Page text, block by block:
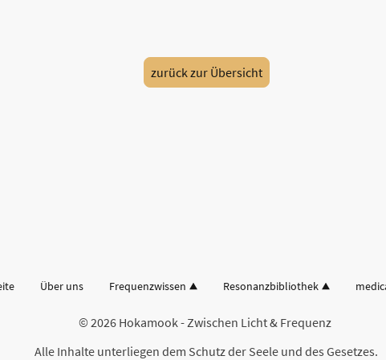
zurück zur Übersicht
Über uns Frequenzwissen Resonanzbibliothek
© 2026 Hokamook - Zwischen Licht & Frequenz
Alle Inhalte unterliegen dem Schutz der Seele und des Gesetzes.